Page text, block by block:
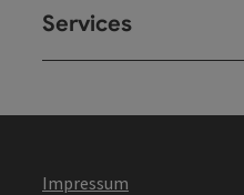
Services
Impressum